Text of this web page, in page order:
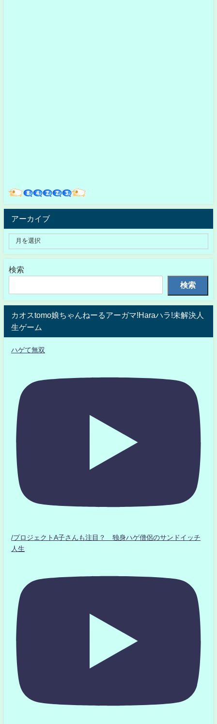
アーカイブ
検索
検索
カオスtomo娘ちゃんねーるアーガマ!Haraハラ!未解決人
生ゲーム
ハゲて無双
/プロジェクトA子さんも注目？ 独身ハゲ僧侶のサンドイッチ
人生